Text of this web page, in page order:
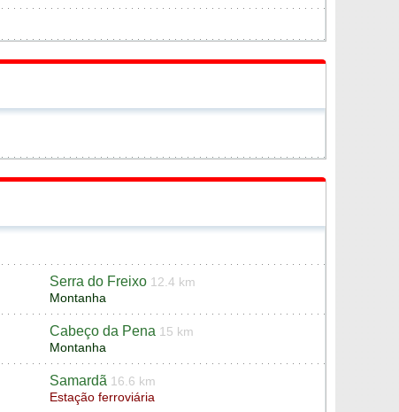
Serra do Freixo 12.4 km
Montanha
Cabeço da Pena 15 km
Montanha
Samardã 16.6 km
Estação ferroviária